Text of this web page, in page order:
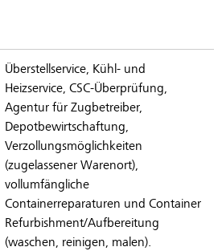
Überstellservice, Kühl- und
Heizservice, CSC-Überprüfung,
Agentur für Zugbetreiber,
Depotbewirtschaftung,
Verzollungsmöglichkeiten
(zugelassener Warenort),
vollumfängliche
Containerreparaturen und Container
Refurbishment/Aufbereitung
(waschen, reinigen, malen).